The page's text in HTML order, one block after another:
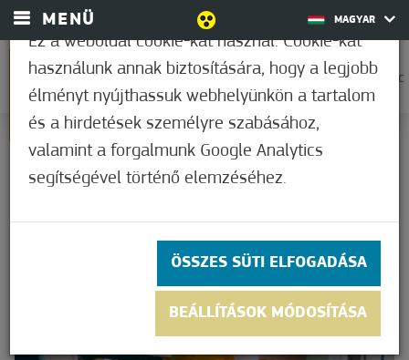
MENÜ MAGYAR
0
35,0°C
KEZDŐOLDAL
AJÁNLATOK CSOMAGAJÁNLATOK
CSOMAGAJÁNLATOK
Ez a weboldal cookie-kat használ. Cookie-kat
használunk annak biztosítására, hogy a legjobb
élményt nyújthassuk webhelyünkön a tartalom
és a hirdetések személyre szabásához,
valamint a forgalmunk Google Analytics
segítségével történő elemzéséhez.
ÖSSZES SÜTI ELFOGADÁSA
BEÁLLÍTÁSOK MÓDOSÍTÁSA